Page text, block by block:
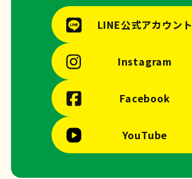
LINE公式アカウント
Instagram
Facebook
YouTube